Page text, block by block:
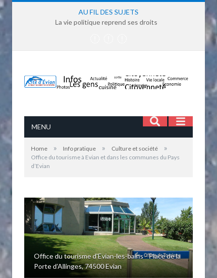
AU FIL DES SUJETS
La vie politique reprend ses droits
MENU
Home » Info pratique » Culture et société »
Office du tourisme à Evian et dans les communes du Pays
d’Evian
Office du tourisme d'Evian-les-bains - Place de la
Porte d’Allinges, 74500 Evian